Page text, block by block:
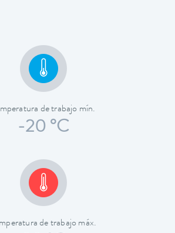
de trabajo mín.
-20 °C
de trabajo máx.